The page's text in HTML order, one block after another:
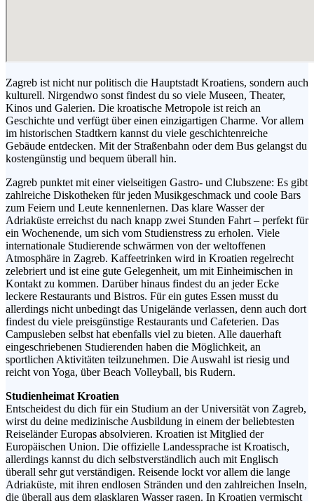
Zagreb ist nicht nur politisch die Hauptstadt Kroatiens, sondern auch
kulturell. Nirgendwo sonst findest du so viele Museen, Theater,
Kinos und Galerien. Die kroatische Metropole ist reich an
Geschichte und verfügt über einen einzigartigen Charme. Vor allem
im historischen Stadtkern kannst du viele geschichtenreiche
Gebäude entdecken. Mit der Straßenbahn oder dem Bus gelangst du
kostengünstig und bequem überall hin.
Zagreb punktet mit einer vielseitigen Gastro- und Clubszene: Es gibt
zahlreiche Diskotheken für jeden Musikgeschmack und coole Bars
zum Feiern und Leute kennenlernen. Das klare Wasser der
Adriaküste erreichst du nach knapp zwei Stunden Fahrt – perfekt für
ein Wochenende, um sich vom Studienstress zu erholen. Viele
internationale Studierende schwärmen von der weltoffenen
Atmosphäre in Zagreb. Kaffeetrinken wird in Kroatien regelrecht
zelebriert und ist eine gute Gelegenheit, um mit Einheimischen in
Kontakt zu kommen. Darüber hinaus findest du an jeder Ecke
leckere Restaurants und Bistros. Für ein gutes Essen musst du
allerdings nicht unbedingt das Unigelände verlassen, denn auch dort
findest du viele preisgünstige Restaurants und Cafeterien. Das
Campusleben selbst hat ebenfalls viel zu bieten. Alle dauerhaft
eingeschriebenen Studierenden haben die Möglichkeit, an
sportlichen Aktivitäten teilzunehmen. Die Auswahl ist riesig und
reicht von Yoga, über Beach Volleyball, bis Rudern.
Studienheimat Kroatien
Entscheidest du dich für ein Studium an der Universität von Zagreb,
wirst du deine medizinische Ausbildung in einem der beliebtesten
Reiseländer Europas absolvieren. Kroatien ist Mitglied der
Europäischen Union. Die offizielle Landessprache ist Kroatisch,
allerdings kannst du dich selbstverständlich auch mit Englisch
überall sehr gut verständigen. Reisende lockt vor allem die lange
Adriaküste, mit ihren endlosen Stränden und den zahlreichen Inseln,
die überall aus dem glasklaren Wasser ragen. In Kroatien vermischt